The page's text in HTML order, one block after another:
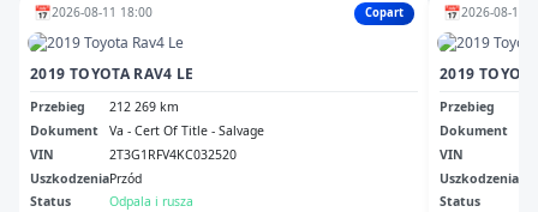
📅2026-08-11 18:00 Copart
2019 TOYOTA RAV4 LE
Przebieg
212 269 km
Dokument
Va - Cert Of Title - Salvage
VIN
2T3G1RFV4KC032520
UszkodzeniaPrzód
Status
Odpala i rusza
📅2026-08-11
2019
Przebieg
Dokument
VIN
Uszkodzenia
Status